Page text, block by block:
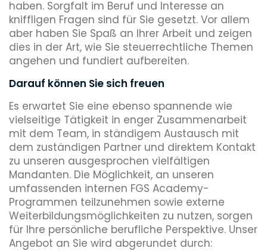
haben. Sorgfalt im Beruf und Interesse an
kniffligen Fragen sind für Sie gesetzt. Vor allem
aber haben Sie Spaß an Ihrer Arbeit und zeigen
dies in der Art, wie Sie steuerrechtliche Themen
angehen und fundiert aufbereiten.
Darauf können Sie sich freuen
Es erwartet Sie eine ebenso spannende wie
vielseitige Tätigkeit in enger Zusammenarbeit
mit dem Team, in ständigem Austausch mit
dem zuständigen Partner und direktem Kontakt
zu unseren ausgesprochen vielfältigen
Mandanten. Die Möglichkeit, an unseren
umfassenden internen FGS Academy-
Programmen teilzunehmen sowie externe
Weiterbildungsmöglichkeiten zu nutzen, sorgen
für Ihre persönliche berufliche Perspektive. Unser
Angebot an Sie wird abgerundet durch: